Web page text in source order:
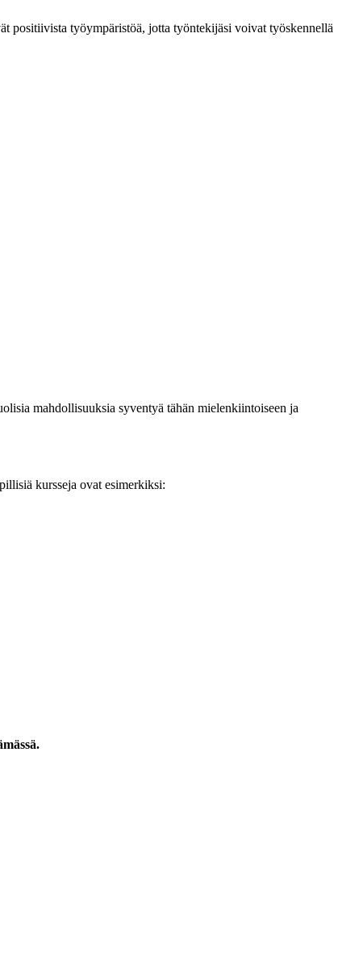
positiivista työympäristöä, jotta työntekijäsi voivat työskennellä
mahdollisuuksia syventyä tähän mielenkiintoiseen ja
kursseja ovat esimerkiksi: